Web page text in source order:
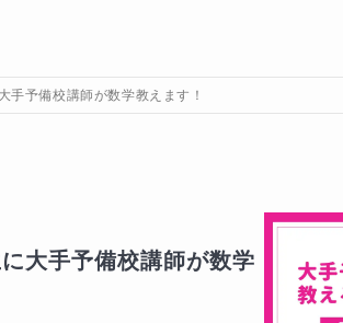
手予備校講師が数学教えます！
大手予備校講師が数学